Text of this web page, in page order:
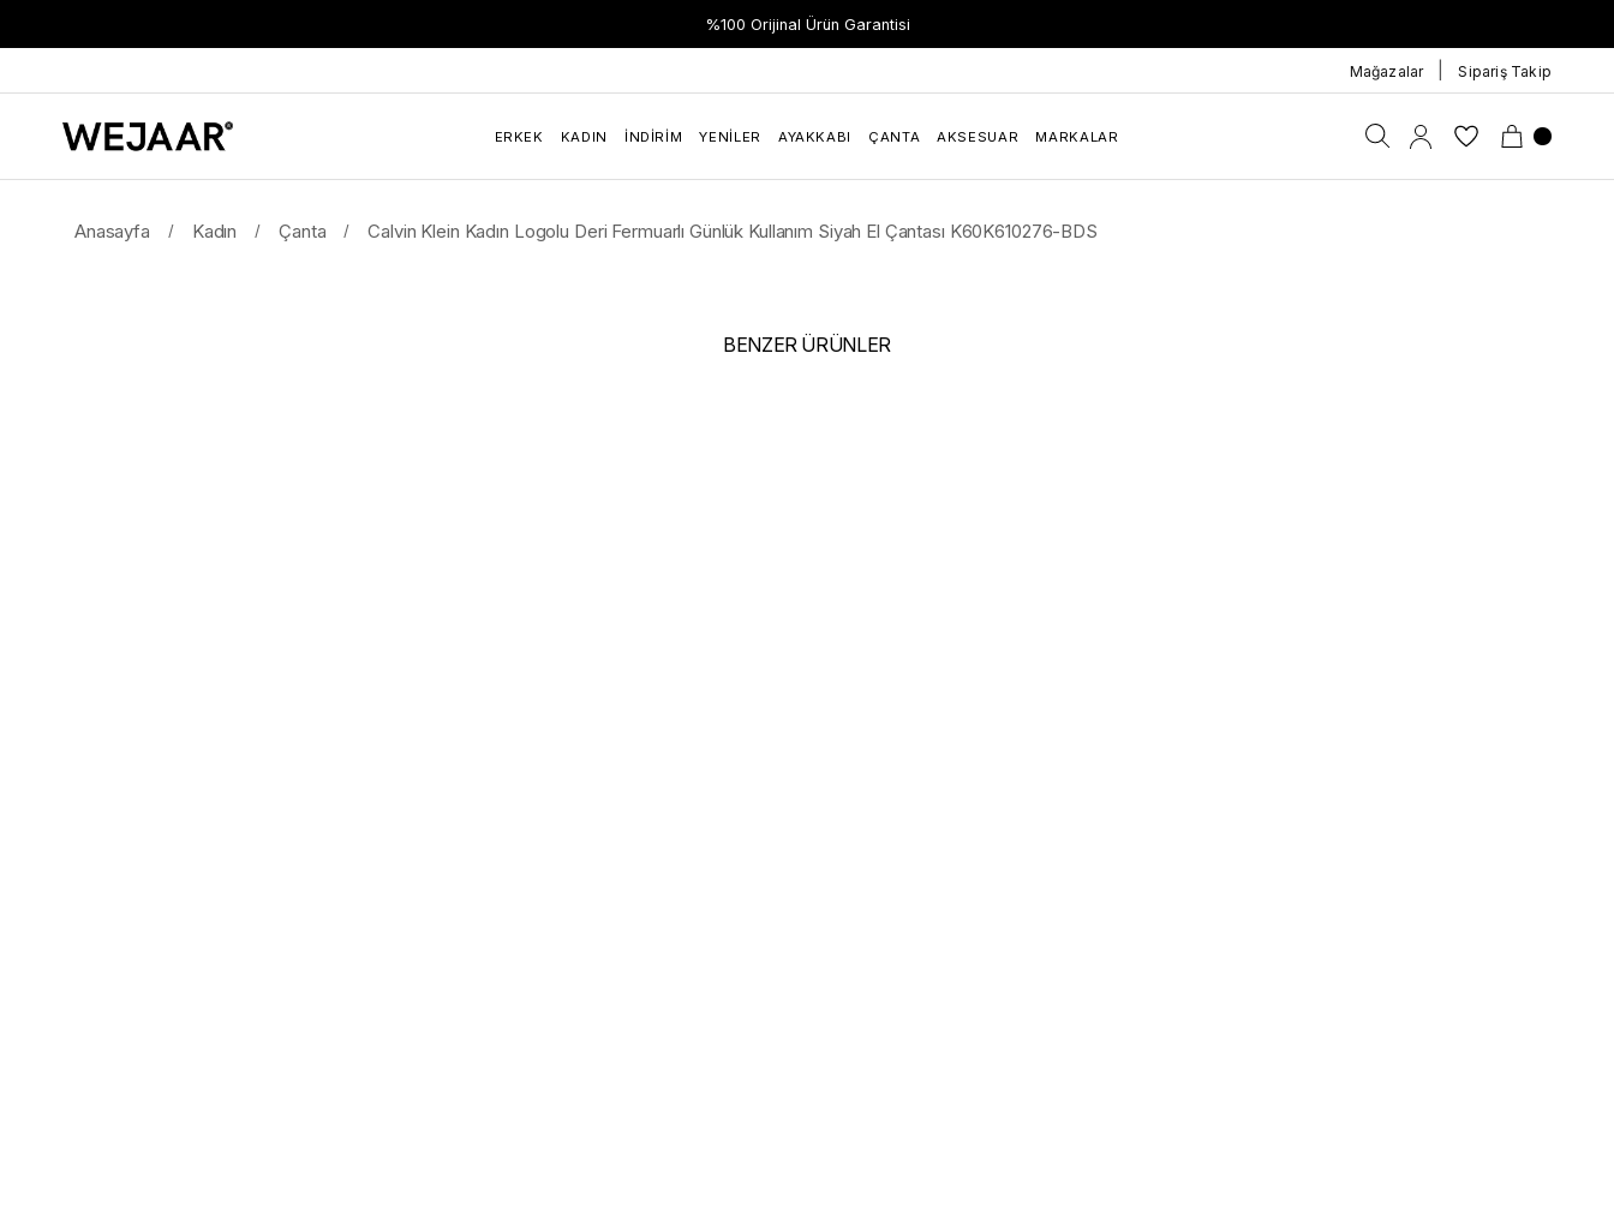
%100 Orijinal Ürün Garantisi
Hızlı Teslimat
Mağazalar Sipariş Takip
ERKEK KADIN İNDIRIM YENILER AYAKKABI ÇANTA AKSESUAR MARKALAR
Anasayfa Kadın Çanta Calvin Klein Kadın Logolu Deri Fermuarlı Günlük Kullanım Siyah El Çantası K60K610276-BDS
BENZER ÜRÜNLER